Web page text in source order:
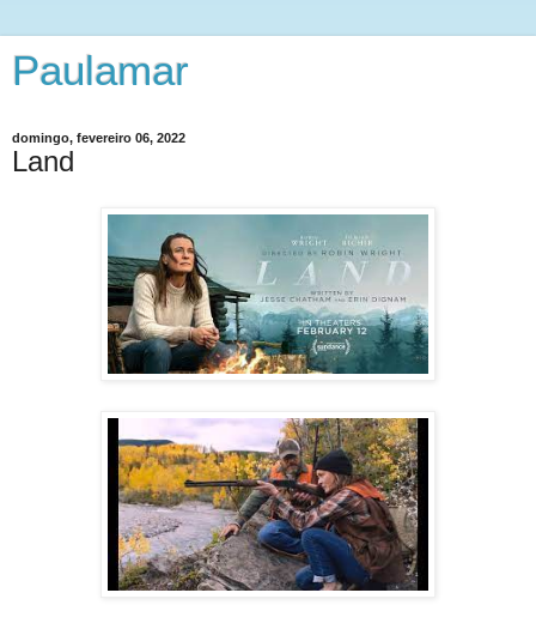
Paulamar
domingo, fevereiro 06, 2022
Land